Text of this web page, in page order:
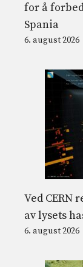
for å
Spania
6. august 2026
Ved CERN
av lysets
6. august 2026